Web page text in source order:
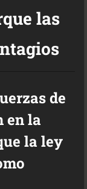
las
de
en la
la ley